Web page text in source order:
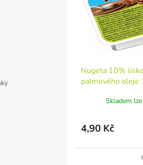
Nugeta 10%
palmového oleje
Skladem
4,90 Kč